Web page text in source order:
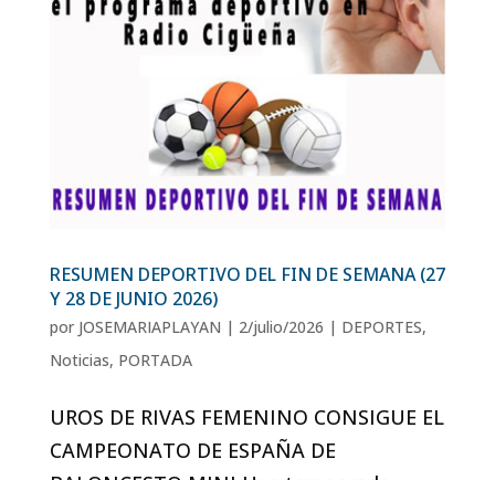
RESUMEN DEPORTIVO DEL FIN DE SEMANA (27
Y 28 DE JUNIO 2026)
por JOSEMARIAPLAYAN | 2/julio/2026 | DEPORTES,
Noticias, PORTADA
UROS DE RIVAS FEMENINO CONSIGUE EL
CAMPEONATO DE ESPAÑA DE